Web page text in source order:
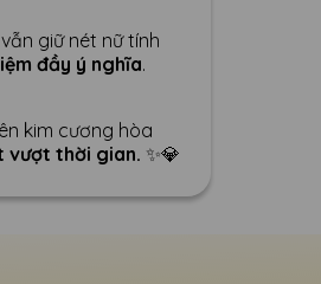
giữ nét nữ tính
đầy ý nghĩa.
kim cương hòa
vượt thời gian. ✨💎